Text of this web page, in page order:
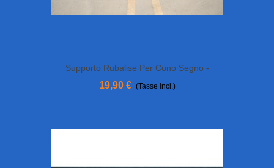
Supporto Rubalise Per Cono Segno -
Hoodman
19,90 € (Tasse incl.)